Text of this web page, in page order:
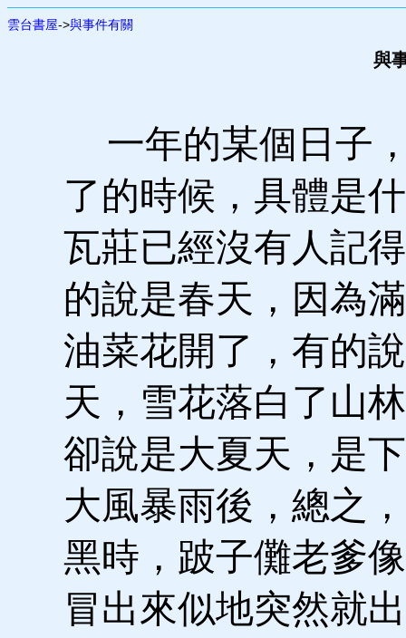
雲台書屋->與事件有關
與
一年的某個日子
了的時候，具體是
瓦莊已經沒有人記
的說是春天，因為
油菜花開了，有的
天，雪花落白了山
卻說是大夏天，是
大風暴雨後，總之
黑時，跛子儺老爹
冒出來似地突然就